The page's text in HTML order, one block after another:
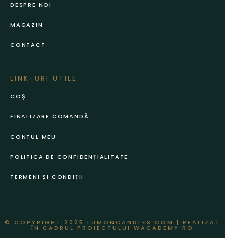
DESPRE NOI
MAGAZIN
CONTACT
LINK-URI UTILE
COȘ
FINALIZARE COMANDĂ
CONTUL MEU
POLITICA DE CONFIDENȚIALITATE
TERMENI ȘI CONDIȚII
© COPYRIGHT 2025 LUMONCANDLES.COM | REALIZAT
ÎN CADRUL PROIECTULUI WACADEMY.RO